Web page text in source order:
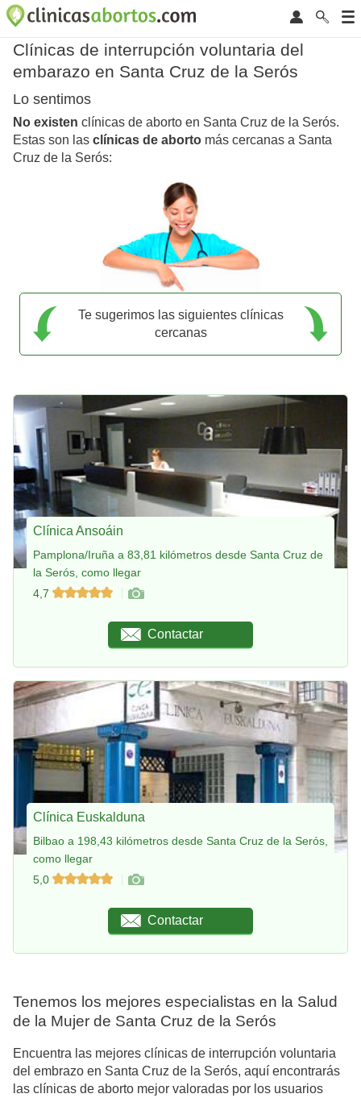
Clínicas de interrupción voluntaria del
embarazo en Santa Cruz de la Serós
Lo sentimos
No existen clínicas de aborto en Santa Cruz de la Serós.
Estas son las clínicas de aborto más cercanas a Santa
Cruz de la Serós:
Te sugerimos las siguientes clínicas
cercanas
Clínica Ansoáin
Pamplona/Iruña a 83,81 kilómetros desde Santa Cruz de
la Serós, como llegar
4,7
Contactar
Clínica Euskalduna
Bilbao a 198,43 kilómetros desde Santa Cruz de la Serós,
como llegar
5,0
Contactar
Tenemos los mejores especialistas en la Salud
de la Mujer de Santa Cruz de la Serós
Encuentra las mejores clínicas de interrupción voluntaria
del embrazo en Santa Cruz de la Serós, aquí encontrarás
las clínicas de aborto mejor valoradas por los usuarios